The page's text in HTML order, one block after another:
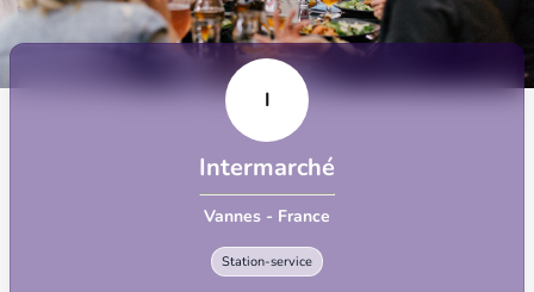
I
Intermarché
Vannes - France
Station-service